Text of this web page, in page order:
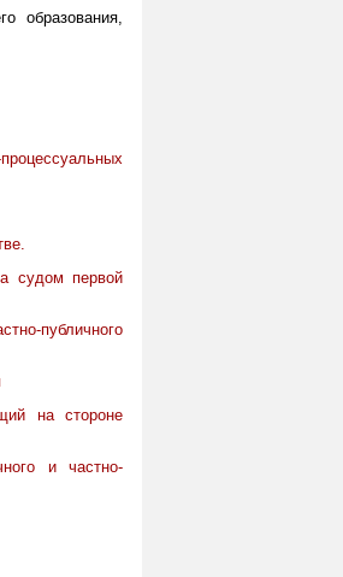
образования,
судом первой
публичного
на стороне
и частно-